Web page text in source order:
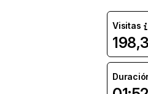
Visitas